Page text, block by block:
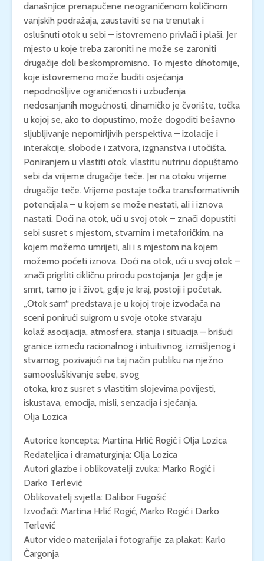
današnjice prenapučene neograničenom količinom
vanjskih podražaja, zaustaviti se na trenutak i
oslušnuti otok u sebi – istovremeno privlači i plaši. Jer
mjesto u koje treba zaroniti ne može se zaroniti
drugačije doli beskompromisno. To mjesto dihotomije,
koje istovremeno može buditi osjećanja
nepodnošljive ograničenosti i uzbuđenja
nedosanjanih mogućnosti, dinamičko je čvorište, točka
u kojoj se, ako to dopustimo, može dogoditi bešavno
sljubljivanje nepomirljivih perspektiva – izolacije i
interakcije, slobode i zatvora, izgnanstva i utočišta.
Poniranjem u vlastiti otok, vlastitu nutrinu dopuštamo
sebi da vrijeme drugačije teče. Jer na otoku vrijeme
drugačije teče. Vrijeme postaje točka transformativnih
potencijala – u kojem se može nestati, ali i iznova
nastati. Doći na otok, ući u svoj otok – znači dopustiti
sebi susret s mjestom, stvarnim i metaforičkim, na
kojem možemo umrijeti, ali i s mjestom na kojem
možemo početi iznova. Doći na otok, ući u svoj otok –
znači prigrliti cikličnu prirodu postojanja. Jer gdje je
smrt, tamo je i život, gdje je kraj, postoji i početak.
„Otok sam“ predstava je u kojoj troje izvođača na
sceni ponirući suigrom u svoje otoke stvaraju
kolaž asocijacija, atmosfera, stanja i situacija – brišući
granice između racionalnog i intuitivnog, izmišljenog i
stvarnog, pozivajući na taj način publiku na nježno
samoosluškivanje sebe, svog
otoka, kroz susret s vlastitim slojevima povijesti,
iskustava, emocija, misli, senzacija i sjećanja.
Olja Lozica
Autorice koncepta: Martina Hrlić Rogić i Olja Lozica
Redateljica i dramaturginja: Olja Lozica
Autori glazbe i oblikovatelji zvuka: Marko Rogić i
Darko Terlević
Oblikovatelj svjetla: Dalibor Fugošić
Izvođači: Martina Hrlić Rogić, Marko Rogić i Darko
Terlević
Autor video materijala i fotografije za plakat: Karlo
Čargonja